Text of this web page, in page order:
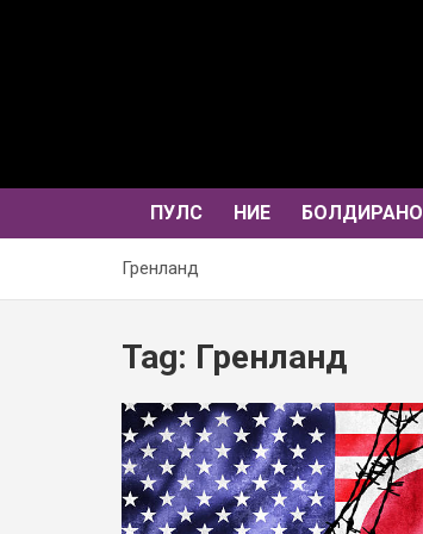
ПУЛС НИЕ БОЛДИРАНО
Гренланд
Tag: Гренланд